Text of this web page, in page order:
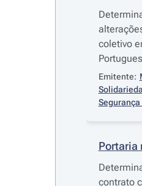
coletivo
do
Eletrónico
Emitente:
Segurança
Portaria
contrato